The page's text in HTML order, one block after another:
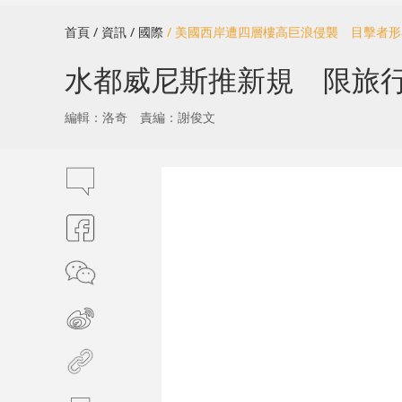
首頁 / 資訊 / 國際 / 美國西岸遭四層樓高巨浪侵襲 目擊者
水都威尼斯推新規 限旅
編輯：洛奇 責編：謝俊文